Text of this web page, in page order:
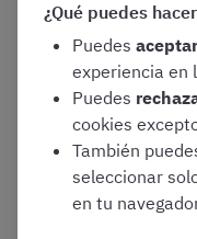
Título II.
Título III.
Para que siempre
programa de vuestra
¿Qué puedes
Puedes aceptar
experiencia en
Puedes
cookies
También
seleccionar
en tu